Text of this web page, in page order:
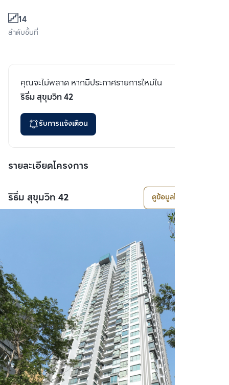
14
ลำดับชั้นที่
คุณจะไม่พลาด หากมีประกาศรายการใหม่ใน
ริธึ่ม สุขุมวิท 42
รับการแจ้งเตือน
รายละเอียดโครงการ
ริธึ่ม สุขุมวิท 42 ดูข้อมูลโครงการ